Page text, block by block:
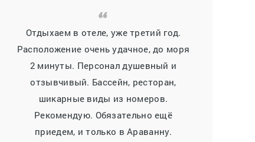
Отдыхаем в отеле, уже третий год.
Расположение очень удачное, до моря
2 минуты. Персонал душевный и
отзывчивый. Бассейн, ресторан,
шикарные виды из номеров.
Рекомендую. Обязательно ещё
приедем, и только в Араванну.